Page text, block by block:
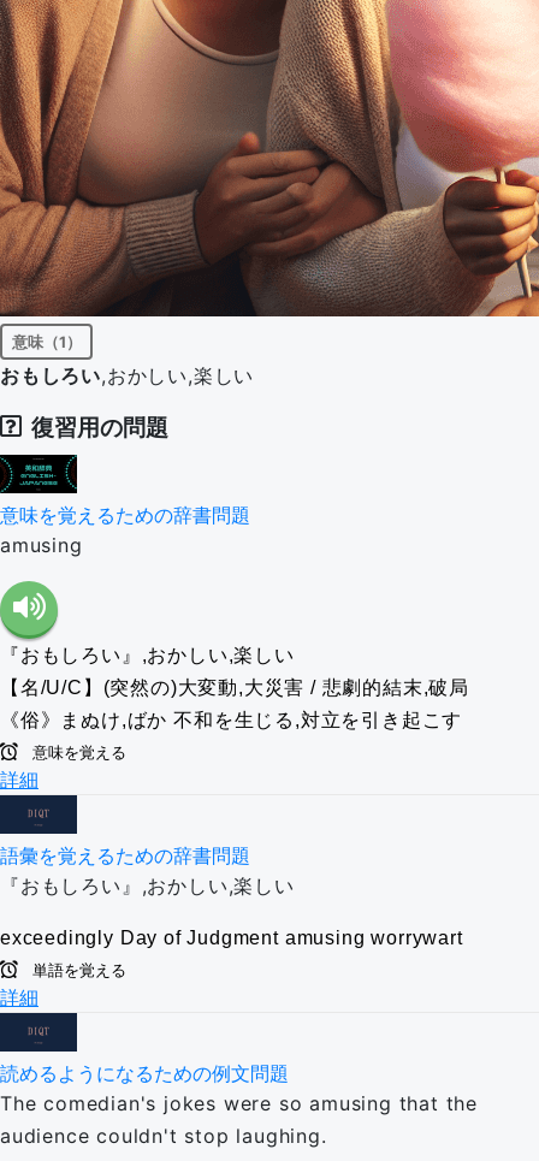
意味（1）
おもしろい,おかしい,楽しい
復習用の問題
意味を覚えるための辞書問題
amusing
『おもしろい』,おかしい,楽しい
【名/U/C】(突然の)大変動,大災害 / 悲劇的結末,破局
《俗》まぬけ,ばか 不和を生じる,対立を引き起こす
意味を覚える
詳細
語彙を覚えるための辞書問題
『おもしろい』,おかしい,楽しい
exceedingly Day of Judgment amusing worrywart
単語を覚える
詳細
読めるようになるための例文問題
The comedian's jokes were so amusing that the
audience couldn't stop laughing.